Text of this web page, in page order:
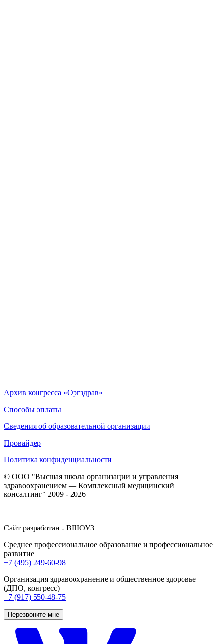
Архив конгресса «Оргздрав»
Способы оплаты
Сведения об образовательной организации
Провайдер
Политика конфиденциальности
© ООО "Высшая школа организации и управления
здравоохранением — Комплексный медицинский
консалтинг" 2009 - 2026
Сайт разработан - ВШОУЗ
Среднее профессиональное образование и профессиональное
развитие
+7 (495) 249-60-98
Организация здравоохранение и общественное здоровье
(ДПО, конгресс)
+7 (917) 550-48-75
Перезвоните мне